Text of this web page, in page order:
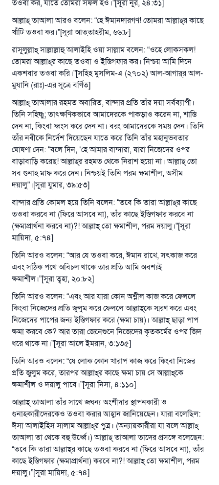
তওবা কর, যাতে তোমরা সফল হও।”[সূরা নূর, ২৪:৩১]
আল্লাহ্‌ তাআলা আরও বলেন: “হে ঈমানদারগণ! তোমরা আল্লাহ্‌র কাছে
খাঁটি তওবা কর।”[সূরা আত্‌তাহরীম, ৬৬:৮]
রাসূলুল্লাহ্‌ সাল্লাল্লাহু আলাইহি ওয়া সাল্লাম বলেন: “ওহে লোকসকল!
তোমরা আল্লাহ্‌র কাছে তওবা ও ইস্তিগফার কর। নিশ্চয় আমি দিনে
একশবার তওবা করি।”[সহিহ মুসলিম-এ (২৭০২) আল-আগার্‌র আল-
মুযানি (রাঃ)-এর সূত্রে বর্ণিত]
আল্লাহ্‌ তাআলার রহমত অবারিত, বান্দার প্রতি তাঁর দয়া সর্বব্যাপী।
তিনি সহিষ্ণু; তাৎক্ষণিকভাবে আমাদেরকে পাকড়াও করেন না, শাস্তি
দেন না, কিংবা ধ্বংস করে দেন না। বরং আমাদেরকে সময় দেন। তিনি
তাঁর নবীকে নির্দেশ দিয়েছেন যাতে করে তিনি তাঁর মহানুভবতার
ঘোষণা দেন: “বলে দিন, ‘হে আমার বান্দারা, যারা নিজেদের ওপর
বাড়াবাড়ি করেছ! আল্লাহ্‌র রহমত থেকে নিরাশ হয়ো না। আল্লাহ্‌ তো
সব গুনাহ মাফ করে দেন। নিশ্চয়ই তিনি পরম ক্ষমাশীল, অসীম
দয়ালু”।[সূরা যুমার, ৩৯:৫৩]
বান্দার প্রতি কোমল হয়ে তিনি বলেন: “তবে কি তারা আল্লাহ্‌র কাছে
তওবা করবে না (ফিরে আসবে না), তাঁর কাছে ইস্তিগফার করবে না
(ক্ষমাপ্রার্থনা করবে না)?! আল্লাহ্‌ তো ক্ষমাশীল, পরম দয়ালু।”[সূরা
মায়িদা, ৫:৭৪]
তিনি আরও বলেন: “আর যে তওবা করে, ঈমান রাখে, সৎকাজ করে
এবং সঠিক পথে অবিচল থাকে তার প্রতি আমি অবশ্যই
ক্ষমাশীল।”[সূরা ত্বহা, ২০:৮২]
তিনি আরও বলেন: “এবং আর যারা কোন অশ্লীল কাজ করে ফেললে
কিংবা নিজেদের প্রতি জুলুম করে ফেললে আল্লাহ্‌কে স্মরণ করে এবং
নিজেদের পাপের জন্য ইস্তিগফার করে (ক্ষমা চায়)। আল্লাহ্‌ ছাড়া পাপ
ক্ষমা করবে কে? আর তারা জেনেশুনে নিজেদের কৃতকর্মের ওপর জিদ
ধরে থাকে না।”[সূরা আলে ইমরান, ৩:১৩৫]
তিনি আরও বলেন: “যে লোক কোন খারাপ কাজ করে কিংবা নিজের
প্রতি জুলুম করে, তারপর আল্লাহ্‌র কাছে ক্ষমা চায় সে আল্লাহ্‌কে
ক্ষমাশীল ও দয়ালু পাবে।”[সূরা নিসা, ৪:১১০]
আল্লাহ্‌ তাআলা তাঁর সাথে জঘন্য অংশীদার স্থাপনকারী ও
গুনাহকারীদেরকেও তওবা করার আহ্বান জানিয়েছেন। যারা বলেছিল:
ঈসা আলাইহিস সালাম আল্লাহ্‌র পুত্র। (অন্যায়কারীরা যা বলে আল্লাহ্‌
তাআলা তা থেকে বহু উর্ধ্বে।) আল্লাহ্‌ তাআলা তাদের প্রসঙ্গে বলেছেন:
“তবে কি তারা আল্লাহ্‌র কাছে তওবা করবে না (ফিরে আসবে না), তাঁর
কাছে ইস্তিগফার (ক্ষমাপ্রার্থনা) করবে না?! আল্লাহ্‌ তো ক্ষমাশীল, পরম
দয়ালু।”[সূরা মায়িদা, ৫:৭৪]